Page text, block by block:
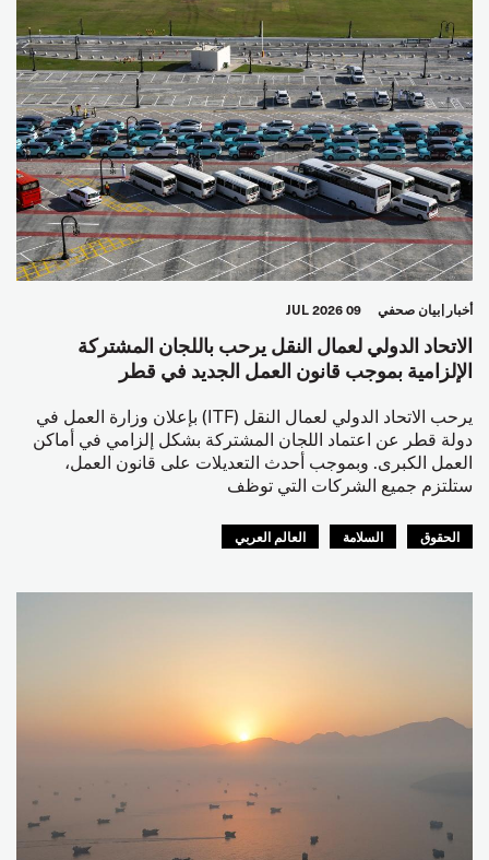
أخبار بيان صحفي 09 JUL 2026
الاتحاد الدولي لعمال النقل يرحب باللجان المشتركة
الإلزامية بموجب قانون العمل الجديد في قطر
يرحب الاتحاد الدولي لعمال النقل (ITF) بإعلان وزارة العمل في
دولة قطر عن اعتماد اللجان المشتركة بشكل إلزامي في أماكن
العمل الكبرى. وبموجب أحدث التعديلات على قانون العمل،
ستلتزم جميع الشركات التي توظف
الحقوق السلامة العالم العربي